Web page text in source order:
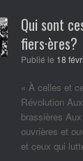
Qui sont
fiers·ères?
Publié le 18
« À celles et
Révolution
brassières
ouvrières et
et ceux qui